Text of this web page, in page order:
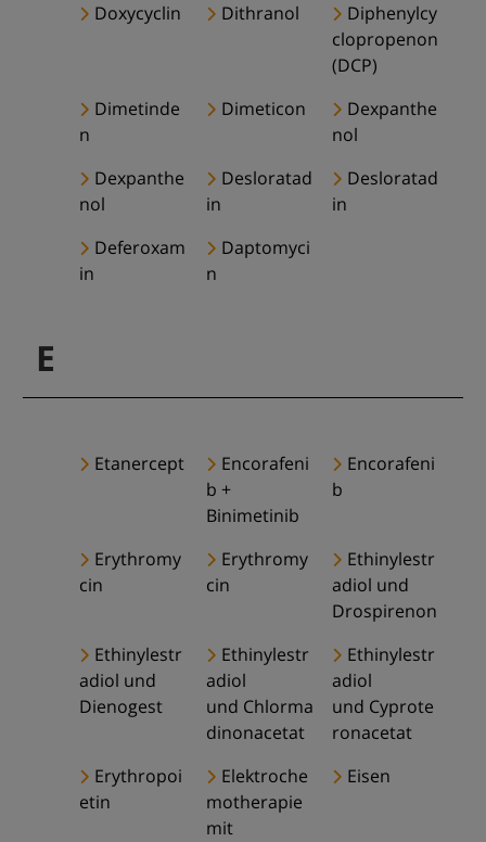
Doxycyclin
Dithranol
Diphenylcy
clopropenon
(DCP)
Dimetinde
n
Dimeticon
Dexpanthe
nol
Dexpanthe
nol
Desloratad
in
Desloratad
in
Deferoxam
in
Daptomyci
n
E
Etanercept
Encorafeni
b +
Binimetinib
Encorafeni
b
Erythromy
cin
Erythromy
cin
Ethinylestr
adiol und
Drospirenon
Ethinylestr
adiol und
Dienogest
Ethinylestr
adiol
und Chlorma
dinonacetat
Ethinylestr
adiol
und Cyprote
ronacetat
Erythropoi
etin
Elektroche
motherapie
mit
Eisen